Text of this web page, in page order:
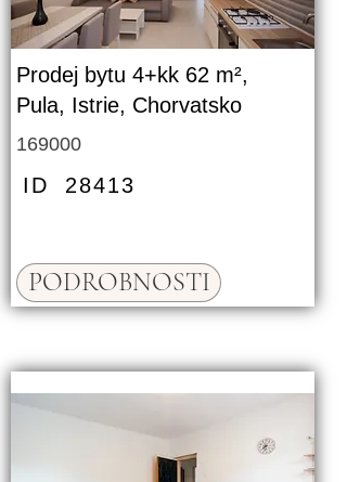
Prodej bytu 4+kk 62 m²,
Pula, Istrie, Chorvatsko
169000
ID 28413
PODROBNOSTI